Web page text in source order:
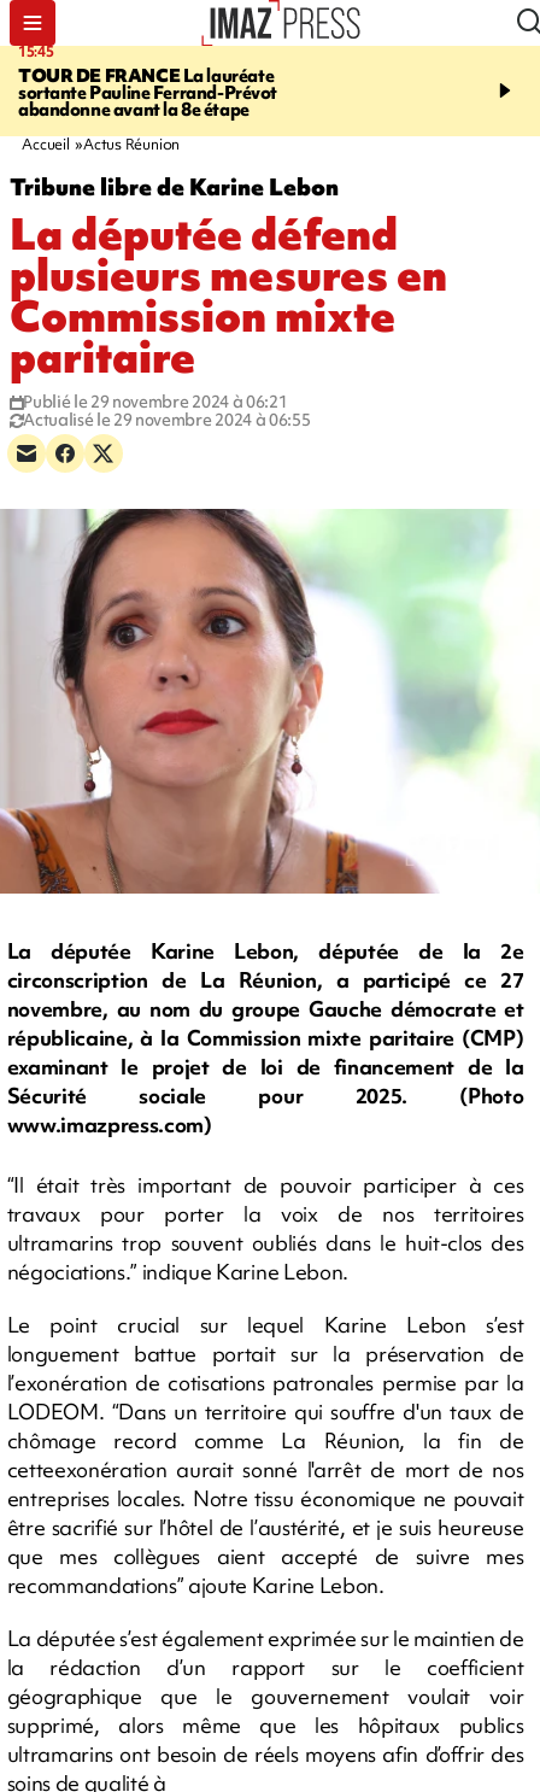
15:45
TOUR DE FRANCELa lauréate
sortante Pauline Ferrand-Prévot
abandonne avant la 8e étape
20:17
routière, concours de
Accueil Actus Réunion
Tribune libre de Karine Lebon
La députée défend
plusieurs mesures en
Commission mixte
paritaire
Publié le 29 novembre 2024 à 06:21
Actualisé le 29 novembre 2024 à 06:55
La députée Karine Lebon, députée de la 2e
circonscription de La Réunion, a participé ce 27
novembre, au nom du groupe Gauche démocrate et
républicaine, à la Commission mixte paritaire (CMP)
examinant le projet de loi de financement de la
Sécurité sociale pour 2025. (Photo
www.imazpress.com)
“Il était très important de pouvoir participer à ces
travaux pour porter la voix de nos territoires
ultramarins trop souvent oubliés dans le huit-clos des
négociations.” indique Karine Lebon.
Le point crucial sur lequel Karine Lebon s’est
longuement battue portait sur la préservation de
l’exonération de cotisations patronales permise par la
LODEOM. “Dans un territoire qui souffre d'un taux de
chômage record comme La Réunion, la fin de
cetteexonération aurait sonné l'arrêt de mort de nos
entreprises locales. Notre tissu économique ne pouvait
être sacrifié sur l’hôtel de l’austérité, et je suis heureuse
que mes collègues aient accepté de suivre mes
recommandations” ajoute Karine Lebon.
La députée s’est également exprimée sur le maintien de
la rédaction d’un rapport sur le coefficient
géographique que le gouvernement voulait voir
supprimé, alors même que les hôpitaux publics
ultramarins ont besoin de réels moyens afin d’offrir des
soins de qualité à